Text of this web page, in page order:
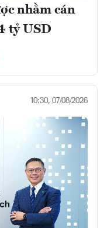
nhằm cán
tỷ USD
10:30, 07/08/2026